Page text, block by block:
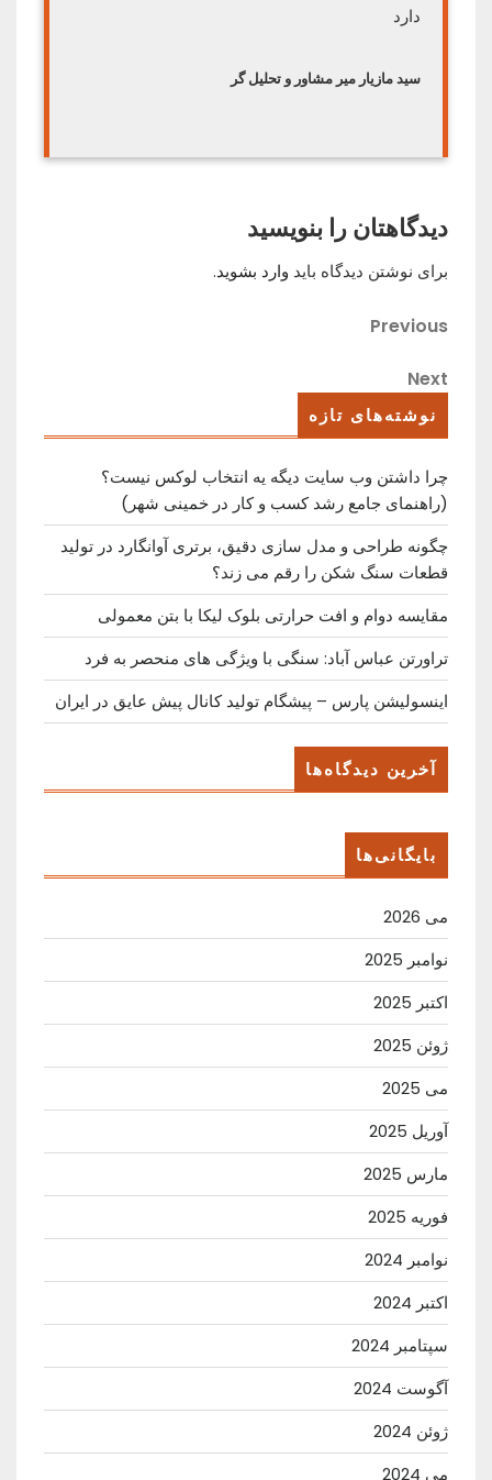
دارد
سید مازیار میر مشاور و تحلیل گر
دیدگاهتان را بنویسید
برای نوشتن دیدگاه باید وارد بشوید.
راهبری
نوشته
Previous
Previous
Next
Next
نوشته‌های تازه
چرا داشتن وب سایت دیگه یه انتخاب لوکس نیست؟
(راهنمای جامع رشد کسب ‌و کار در خمینی ‌شهر)
چگونه طراحی و مدل سازی دقیق، برتری آوانگارد در تولید
قطعات سنگ شکن را رقم می زند؟
مقایسه دوام و افت حرارتی بلوک لیکا با بتن معمولی
تراورتن عباس آباد: سنگی با ویژگی های منحصر به فرد
اینسولیشن پارس – پیشگام تولید کانال پیش عایق در ایران
آخرین دیدگاه‌ها
بایگانی‌ها
می 2026
نوامبر 2025
اکتبر 2025
ژوئن 2025
می 2025
آوریل 2025
مارس 2025
فوریه 2025
نوامبر 2024
اکتبر 2024
سپتامبر 2024
آگوست 2024
ژوئن 2024
می 2024